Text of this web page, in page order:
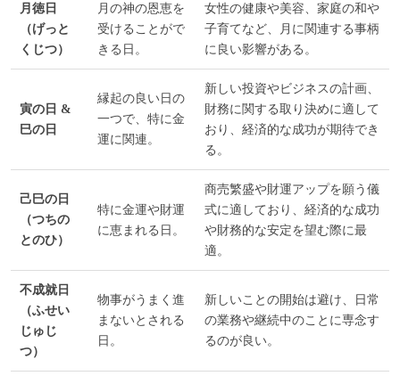
月徳日
（げっと
くじつ）
月の神の恩恵を
受けることがで
きる日。
女性の健康や美容、家庭の和や
子育てなど、月に関連する事柄
に良い影響がある。
寅の日 &
巳の日
縁起の良い日の
一つで、特に金
運に関連。
新しい投資やビジネスの計画、
財務に関する取り決めに適して
おり、経済的な成功が期待でき
る。
己巳の日
（つちの
とのひ）
特に金運や財運
に恵まれる日。
商売繁盛や財運アップを願う儀
式に適しており、経済的な成功
や財務的な安定を望む際に最
適。
不成就日
（ふせい
じゅじ
つ）
物事がうまく進
まないとされる
日。
新しいことの開始は避け、日常
の業務や継続中のことに専念す
るのが良い。